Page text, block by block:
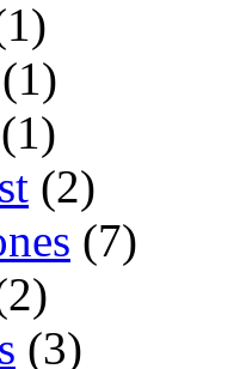
(1)
(1)
(2)
(7)
(3)